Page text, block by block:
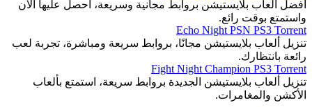
أفضل ألعاب بلايستيشن بروابط مجانية وسريعة، احصل عليها الآن
واستمتع بوقت رائع.
Echo Night PSN PS3 Torrent
تنزيل ألعاب بلايستيشن مجانًا، بروابط سريعة ومباشرة، تجربة لعب
رائعة بانتظارك.
Fight Night Champion PS3 Torrent
تنزيل ألعاب بلايستيشن الجديدة بروابط سريعة، استمتع بألعاب
الأكشن والمغامرات.